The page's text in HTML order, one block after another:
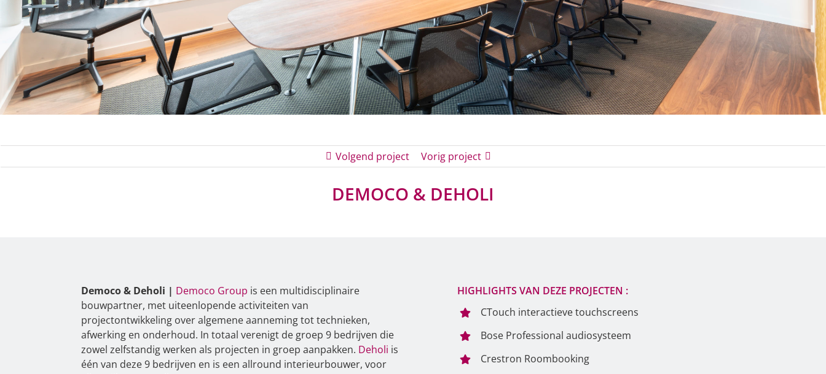
Volgend project Vorig project
DEMOCO & DEHOLI
Democo & Deholi | Democo Group is een multidisciplinaire
bouwpartner, met uiteenlopende activiteiten van
projectontwikkeling over algemene aanneming tot technieken,
afwerking en onderhoud. In totaal verenigt de groep 9 bedrijven die
zowel zelfstandig werken als projecten in groep aanpakken. Deholi is
één van deze 9 bedrijven en is een allround interieurbouwer, voor
HIGHLIGHTS VAN DEZE PROJECTEN :
CTouch interactieve touchscreens
Bose Professional audiosysteem
Crestron Roombooking